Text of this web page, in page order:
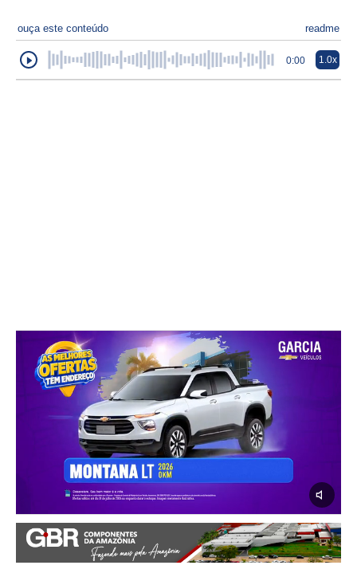
ouça este conteúdo readme
0:00 1.0x